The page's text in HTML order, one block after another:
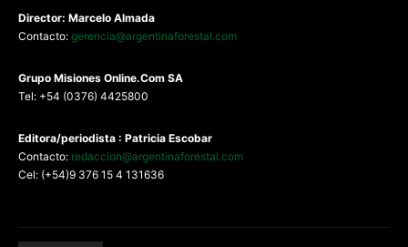
Director: Marcelo Almada
Contacto: gerencia@argentinaforestal.com
Grupo Misiones Online.Com SA
Tel: +54 (0376) 4425800
Editora/periodista : Patricia Escobar
Contacto: redaccion@argentinaforestal.com
Cel: (+54)9 376 15 4 131636